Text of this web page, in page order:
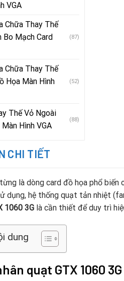
VGA
Chữa Thay Thế
Bo Mạch Card
(87)
Chữa Thay Thế
Họa Màn Hình
(52)
Thế Vỏ Ngoài
Hình VGA
(88)
CHI TIẾT
là dòng card đồ họa phổ biến
dụng, hệ thống quạt tản nhiệt
1060 3G là cần thiết để duy trì
dung
quạt GTX 1060